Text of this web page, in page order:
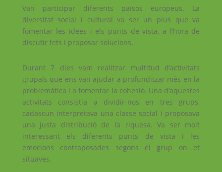
Van participar diferents països europeus. La
diversitat social i cultural va ser un plus que va
fomentar les idees i els punts de vista, a l’hora de
discutir fets i proposar solucions.
Durant 7 dies vam realitzar multitud d’activitats
grupals que ens van ajudar a profunditzar més en la
problemàtica i a fomentar la cohesió. Una d’aquestes
activitats consistia a dividir-nos en tres grups,
cadascun interpretava una classe social i proposava
una justa distribució de la riquesa. Va ser molt
interessant els diferents punts de vista i les
emocions contraposades segons el grup on et
situaves.